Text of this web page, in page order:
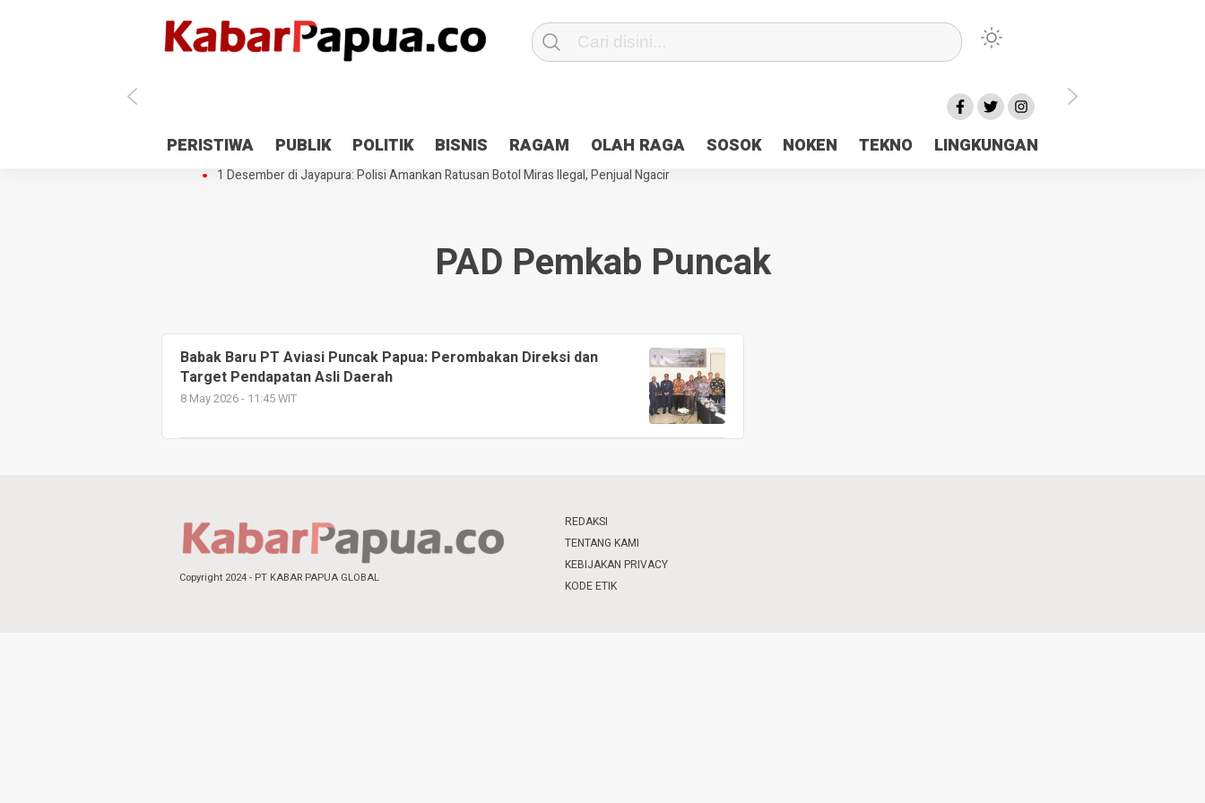
PERISTIWA PUBLIK POLITIK BISNIS RAGAM OLAH RAGA SOSOK NOKEN TEKNO LINGKUNGAN
Antisipasi 1 Desember, TNI Polri Patroli 2×24 jam di Kota Jayapura
Pesan Sejuk Polri di Deklarasi Pemilu Ceria Tanah Papua
Gedung Perpustakaan SMPN 5 Sentani Terbakar
Hibah Pilkada Jayapura Cair 10 Persen, Deposit Kas Daerah Rp23 Miliar Disorot
1 Desember di Jayapura: Polisi Amankan Ratusan Botol Miras Ilegal, Penjual Ngacir
PAD Pemkab Puncak
Babak Baru PT Aviasi Puncak Papua: Perombakan Direksi dan
Target Pendapatan Asli Daerah
8 May 2026 - 11:45 WIT
Copyright 2024 - PT KABAR PAPUA GLOBAL
REDAKSI
TENTANG KAMI
KEBIJAKAN PRIVACY
KODE ETIK